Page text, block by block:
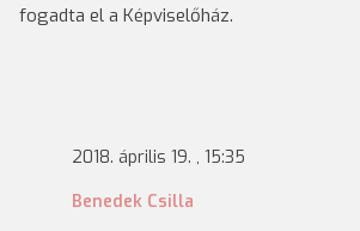
fogadta el a Képviselőház.
2018. április 19. , 15:35
Benedek Csilla